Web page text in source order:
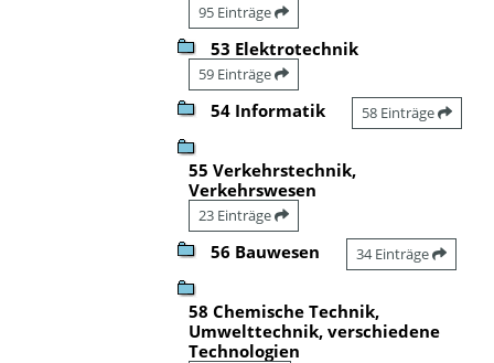
95 Einträge
53 Elektrotechnik
59 Einträge
54 Informatik 58 Einträge
55 Verkehrstechnik,
Verkehrswesen
23 Einträge
56 Bauwesen 34 Einträge
58 Chemische Technik,
Umwelttechnik, verschiedene
Technologien